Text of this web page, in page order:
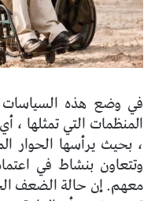
في وضع هذه
المنظمات التي تمثلها
، بحيث يرأسها الحوار
وتتعاون بنشاط في
معهم. إن حالة الضعف